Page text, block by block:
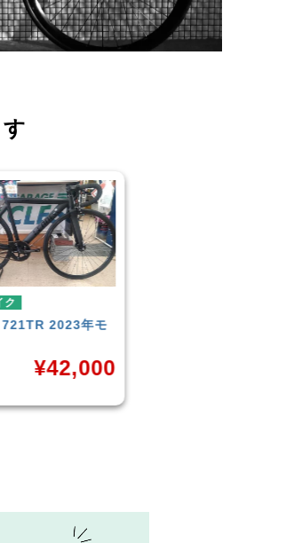
ク
1.1 2014年モ
¥33,000